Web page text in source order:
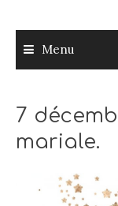
Menu
7
mariale.